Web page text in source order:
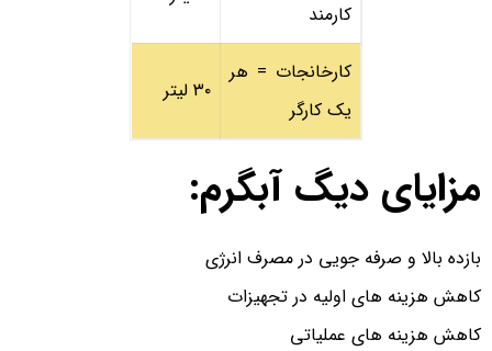
کارمند
کارخانجات = هر
یک کارگر
۳۰ لیتر
مزایای دیگ آبگرم:
بازده بالا و صرفه جویی در مصرف انرژی
کاهش هزینه های اولیه در تجهیزات
کاهش هزینه های عملیاتی